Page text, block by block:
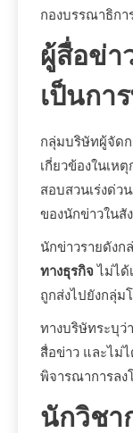
กองบรรณาธิกา
ผู้สื่อข่า
เป็นกา
กลุ่มบริษัทผู้จัดก
เกี่ยวข้องในเห
สอบสวนเร่งด่ว
ของนักข่าวในสั
นักข่าวรายดังก
ทางธุรกิจไม่ได้
ถูกส่งไปยังกลุ่ม
ทางบริษัทระบุว่
สื่อข่าว และไม่
พิจารณาการลง
นักวิชา